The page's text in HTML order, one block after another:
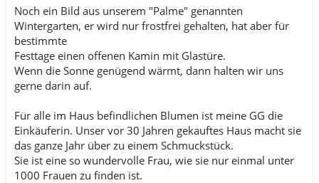
Noch ein Bild aus unserem "Palme" genannten
Wintergarten, er wird nur frostfrei gehalten, hat aber für
bestimmte
Festtage einen offenen Kamin mit Glastüre.
Wenn die Sonne genügend wärmt, dann halten wir uns
gerne darin auf.
Für alle im Haus befindlichen Blumen ist meine GG die
Einkäuferin. Unser vor 30 Jahren gekauftes Haus macht sie
das ganze Jahr über zu einem Schmuckstück.
Sie ist eine so wundervolle Frau, wie sie nur einmal unter
1000 Frauen zu finden ist.